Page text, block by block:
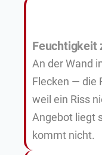
Feuchtigkeit
An der Wand
Flecken — die
weil ein Riss
Angebot liegt
kommt nicht.